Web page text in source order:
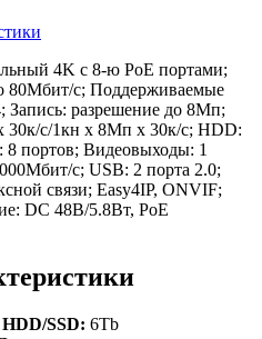
4K c 8-ю РoЕ портами;
80Мбит/с; Поддерживаемые
Запись: разрешение до 8Мп;
30к/с/1кн х 8Мп х 30к/с; HDD:
портов; Видеовыходы: 1
с; USB: 2 порта 2.0;
связи; Easy4IP, ONVIF;
DC 48В/5.8Вт, PoE
SSD: 6Tb